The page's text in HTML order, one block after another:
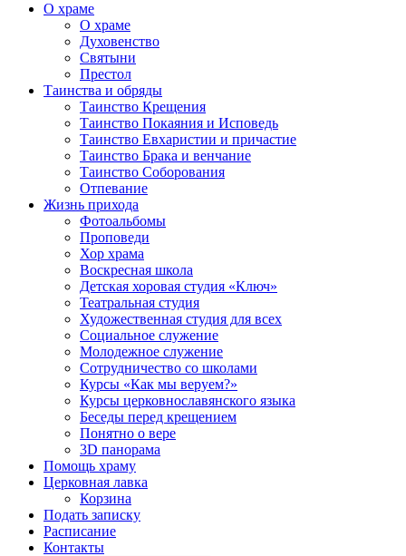
О храме
О храме
Духовенство
Святыни
Престол
Таинства и обряды
Таинство Крещения
Таинство Покаяния и Исповедь
Таинство Евхаристии и причастие
Таинство Брака и венчание
Таинство Соборования
Отпевание
Жизнь прихода
Фотоальбомы
Проповеди
Хор храма
Воскресная школа
Детская хоровая студия «Ключ»
Театральная студия
Х​удожественная студия для всех
Социальное служение
Молодежное служение
Сотрудничество со школами
Курсы «Как мы веруем?»
Курсы церковнославянского языка
Беседы перед крещением
Понятно о вере
3D панорама
Помощь храму
Церковная лавка
Корзина
Подать записку
Расписание
Контакты